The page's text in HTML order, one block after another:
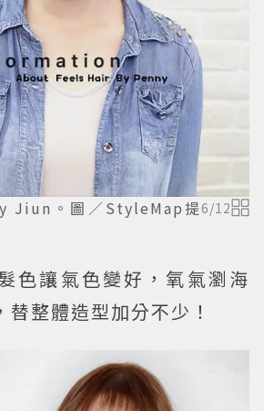
Jiun。圖／StyleMap提 6/12
色讓氣色變好，氧氣瀏海
整體造型加分不少！